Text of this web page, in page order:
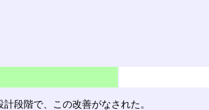
段階で、この改善がなされた。